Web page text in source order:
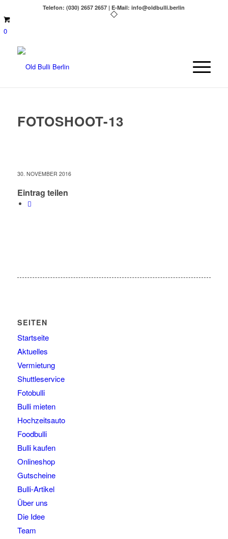
Telefon: (030) 2657 2657 | E-Mail: info@oldbulli.berlin
0
FOTOSHOOT-13
30. NOVEMBER 2016
Eintrag teilen
SEITEN
Startseite
Aktuelles
Vermietung
Shuttleservice
Fotobulli
Bulli mieten
Hochzeitsauto
Foodbulli
Bulli kaufen
Onlineshop
Gutscheine
Bulli-Artikel
Über uns
Die Idee
Team